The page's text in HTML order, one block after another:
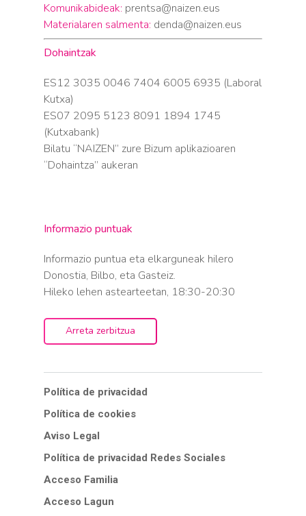
Komunikabideak: prentsa@naizen.eus
Materialaren salmenta: denda@naizen.eus
Dohaintzak
ES12 3035 0046 7404 6005 6935 (Laboral
Kutxa)
ES07 2095 5123 8091 1894 1745
(Kutxabank)
Bilatu “NAIZEN” zure Bizum aplikazioaren
“Dohaintza” aukeran
Informazio puntuak
Informazio puntua eta elkarguneak hilero
Donostia, Bilbo, eta Gasteiz.
Hileko lehen astearteetan, 18:30-20:30
Arreta zerbitzua
Política de privacidad
Política de cookies
Aviso Legal
Política de privacidad Redes Sociales
Acceso Familia
Acceso Lagun